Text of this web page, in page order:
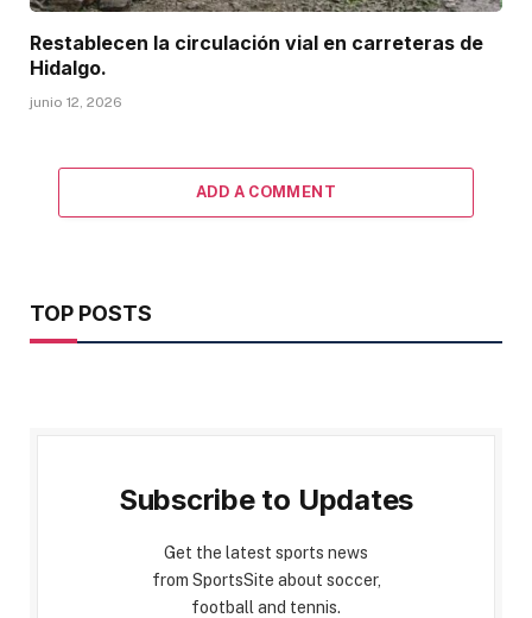
Restablecen la circulación vial en carreteras de
Hidalgo.
junio 12, 2026
ADD A COMMENT
TOP POSTS
Subscribe to Updates
Get the latest sports news
from SportsSite about soccer,
football and tennis.